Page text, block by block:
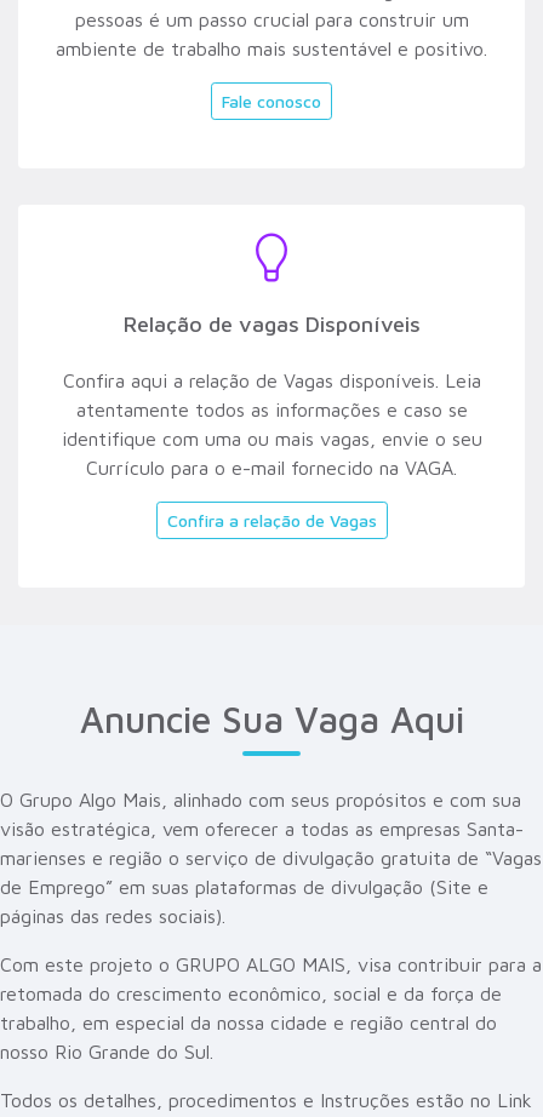
pessoas é um passo crucial para construir um
ambiente de trabalho mais sustentável e positivo.
Fale conosco
Relação de vagas Disponíveis
Confira aqui a relação de Vagas disponíveis. Leia
atentamente todos as informações e caso se
identifique com uma ou mais vagas, envie o seu
Currículo para o e-mail fornecido na VAGA.
Confira a relação de Vagas
Anuncie Sua Vaga Aqui
O Grupo Algo Mais, alinhado com seus propósitos e com sua
visão estratégica, vem oferecer a todas as empresas Santa-
marienses e região o serviço de divulgação gratuita de “Vagas
de Emprego” em suas plataformas de divulgação (Site e
páginas das redes sociais).
Com este projeto o GRUPO ALGO MAIS, visa contribuir para a
retomada do crescimento econômico, social e da força de
trabalho, em especial da nossa cidade e região central do
nosso Rio Grande do Sul.
Todos os detalhes, procedimentos e Instruções estão no Link